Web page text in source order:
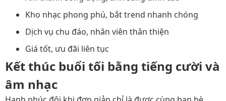
Kho nhạc phong phú, bắt trend nhanh chóng
Dịch vụ chu đáo, nhân viên thân thiện
Giá tốt, ưu đãi liên tục
Kết thúc buổi tối bằng tiếng cười và
âm nhạc